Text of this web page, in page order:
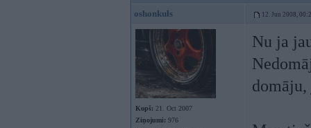
oshonkuls 12. Jun 2008,
Kopš: 21. Oct 2007
Ziņojumi: 976
Nu ja